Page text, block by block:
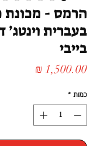
הרמס - מכונת
בעברית
בייבי
כמות *